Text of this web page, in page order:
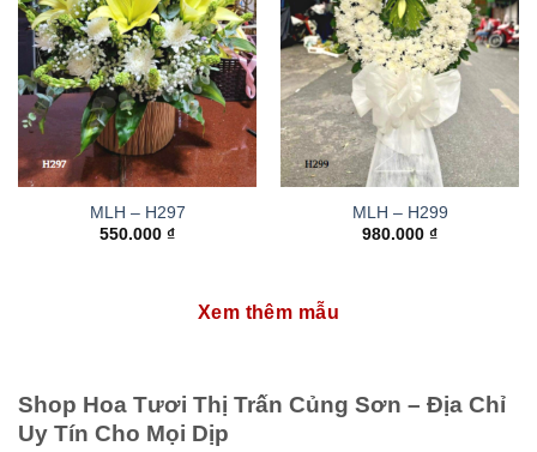
MLH – H297
550.000 ₫
MLH – H299
980.000 ₫
Xem thêm mẫu
Shop Hoa Tươi Thị Trấn Củng Sơn – Địa Chỉ
Uy Tín Cho Mọi Dịp